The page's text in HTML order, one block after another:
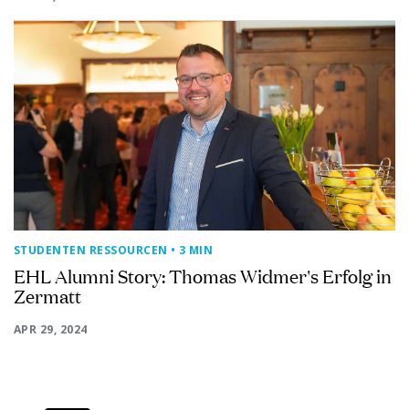
STUDENTEN RESSOURCEN • 3 MIN
EHL Alumni Story: Thomas Widmer's Erfolg in
Zermatt
APR 29, 2024